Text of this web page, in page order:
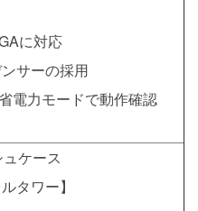
に対応
サーの採用
電力モードで動作確認
ケース
タワー】